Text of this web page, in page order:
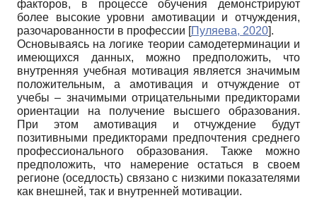
факторов, в процессе обучения демонстрируют
более высокие уровни амотивации и отчуждения,
разочарованности в профессии [Пуляева, 2020].
Основываясь на логике теории самодетерминации и
имеющихся данных, можно предположить, что
внутренняя учебная мотивация является значимым
положительным, а амотивация и отчуждение от
учебы – значимыми отрицательными предикторами
ориентации на получение высшего образования.
При этом амотивация и отчуждение будут
позитивными предикторами предпочтения среднего
профессионального образования. Также можно
предположить, что намерение остаться в своем
регионе (оседлость) связано с низкими показателями
как внешней, так и внутренней мотивации.